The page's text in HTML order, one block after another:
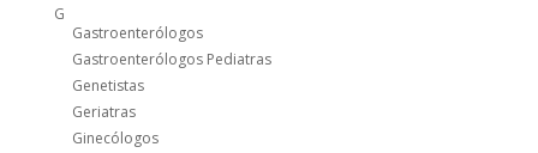
G
Gastroenterólogos
Gastroenterólogos Pediatras
Genetistas
Geriatras
Ginecólogos